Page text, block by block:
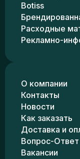
Botiss
Расходные
Рекламно-
О компании
Контакты
Новости
Как заказать
Доставка и
Вопрос-Ответ
Вакансии